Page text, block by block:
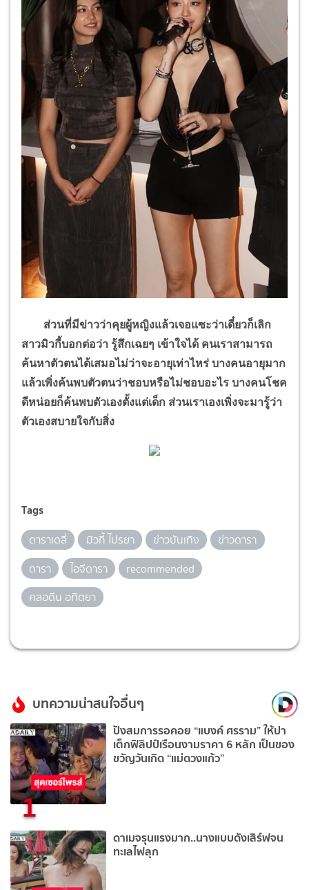
ส่วนที่มีข่าวว่าคุยผู้หญิงแล้วเจอแซะว่าเดี๋ยวก็เลิก
สาวมิวกี้บอกต่อว่า รู้สึกเฉยๆ เข้าใจได้ คนเราสามารถ
ค้นหาตัวตนได้เสมอไม่ว่าจะอายุเท่าไหร่ บางคนอายุมาก
แล้วเพิ่งค้นพบตัวตนว่าชอบหรือไม่ชอบอะไร บางคนโชค
ดีหน่อยก็ค้นพบตัวเองตั้งแต่เด็ก ส่วนเราเองเพิ่งจะมารู้ว่า
ตัวเองสบายใจกับสิ่ง
Tags
ดาราเดลี่ มิวกี้ ไปรยา ข่าวบันเทิง
ข่าวดารา
ดารา
ไอจีดารา
recommended
คลอดีน อทิตยา
บทความน่าสนใจอื่นๆ
1
ปังสมการรอคอย “แบงค์ ศรราม” ให้ปา
เต็กฟิลิปป์เรือนงามราคา 6 หลัก เป็นของ
ขวัญวันเกิด “แม่ดวงแก้ว”
ดาเมจรุนแรงมาก..นางแบบดังเสิร์ฟจน
ทะเลไฟลุก